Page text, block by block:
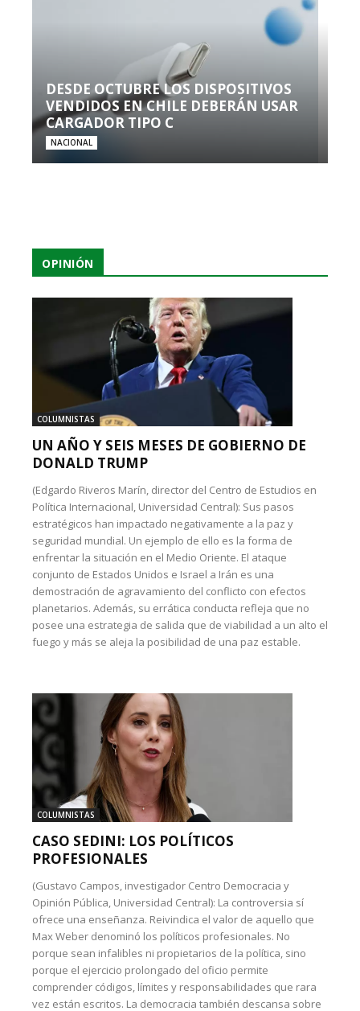
DESDE OCTUBRE LOS DISPOSITIVOS
VENDIDOS EN CHILE DEBERÁN USAR
CARGADOR TIPO C
NACIONAL
OPINIÓN
COLUMNISTAS
UN AÑO Y SEIS MESES DE GOBIERNO DE
DONALD TRUMP
(Edgardo Riveros Marín, director del Centro de Estudios en
Política Internacional, Universidad Central): Sus pasos
estratégicos han impactado negativamente a la paz y
seguridad mundial. Un ejemplo de ello es la forma de
enfrentar la situación en el Medio Oriente. El ataque
conjunto de Estados Unidos e Israel a Irán es una
demostración de agravamiento del conflicto con efectos
planetarios. Además, su errática conducta refleja que no
posee una estrategia de salida que de viabilidad a un alto el
fuego y más se aleja la posibilidad de una paz estable.
COLUMNISTAS
CASO SEDINI: LOS POLÍTICOS
PROFESIONALES
(Gustavo Campos, investigador Centro Democracia y
Opinión Pública, Universidad Central): La controversia sí
ofrece una enseñanza. Reivindica el valor de aquello que
Max Weber denominó los políticos profesionales. No
porque sean infalibles ni propietarios de la política, sino
porque el ejercicio prolongado del oficio permite
comprender códigos, límites y responsabilidades que rara
vez están escritos. La democracia también descansa sobre